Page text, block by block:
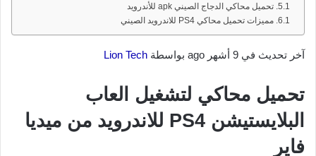
تحميل محاكي الدجاج الصيني apk للأندرويد
مميزات تحميل محاكي PS4 للاندرويد الصيني
آخر تحديث في 9 أشهر ago بواسطة Lion Tech
تحميل محاكي لتشغيل العاب
البلايستيشن PS4 للاندرويد من ميديا
فاير